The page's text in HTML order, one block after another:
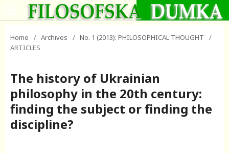
Home / Archives / No. 1 (2013): PHILOSOPHICAL THOUGHT
/
ARTICLES
The history of Ukrainian
philosophy in the 20th century:
finding the subject or finding the
discipline?